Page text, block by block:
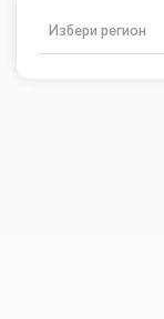
Избери регион